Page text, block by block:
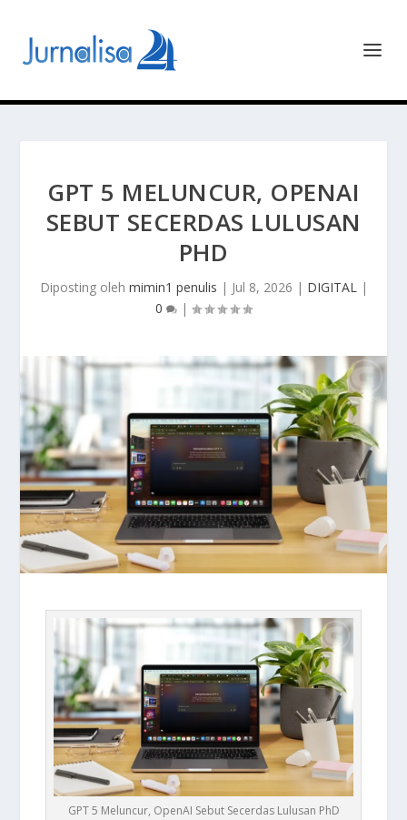
GPT 5 MELUNCUR, OPENAI
SEBUT SECERDAS LULUSAN
PHD
Diposting oleh mimin1 penulis | Jul 8, 2026 | DIGITAL|
0
|
GPT 5 Meluncur, OpenAI Sebut Secerdas Lulusan PhD